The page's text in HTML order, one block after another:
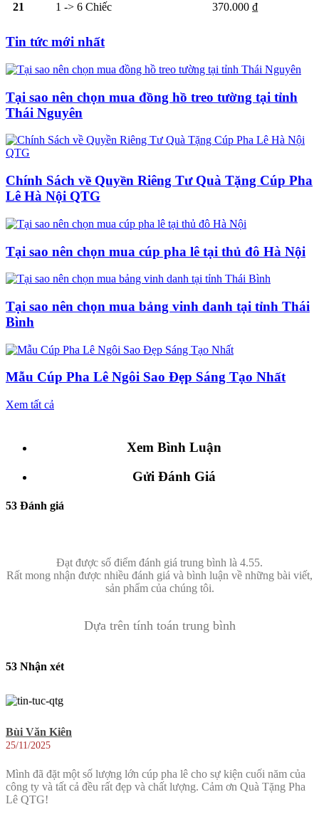
21 1 -> 6 Chiếc 370.000 ₫
Tin tức mới nhất
Tại sao nên chọn mua đồng hồ treo tường tại tỉnh
Thái Nguyên
Chính Sách về Quyền Riêng Tư Quà Tặng Cúp Pha
Lê Hà Nội QTG
Tại sao nên chọn mua cúp pha lê tại thủ đô Hà Nội
Tại sao nên chọn mua bảng vinh danh tại tỉnh Thái
Bình
Mẫu Cúp Pha Lê Ngôi Sao Đẹp Sáng Tạo Nhất
Xem tất cả
Xem Bình Luận
Gửi Đánh Giá
53 Đánh giá
Đạt được số điểm đánh giá trung bình là 4.55.
Rất mong nhận được nhiều đánh giá và bình luận về những bài viết,
sản phẩm của chúng tôi.
Dựa trên tính toán trung bình
53 Nhận xét
Bùi Văn Kiên
25/11/2025
Mình đã đặt một số lượng lớn cúp pha lê cho sự kiện cuối năm của
công ty và tất cả đều rất đẹp và chất lượng. Cảm ơn Quà Tặng Pha
Lê QTG!